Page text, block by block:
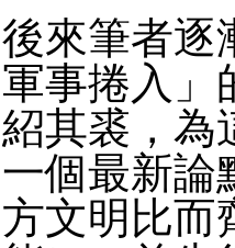
後來筆者逐
軍事捲入」
紹其裘，為
一個最新論
方文明比而